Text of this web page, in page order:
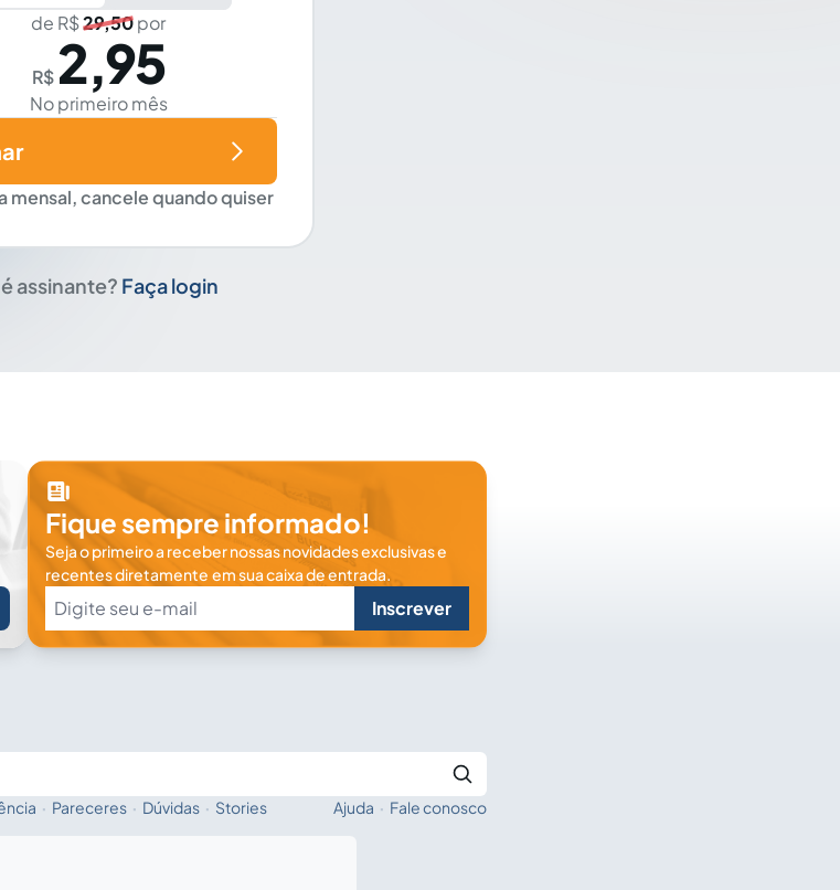
de R$29,50por
R$ 2,95
No primeiro mês
mensal, cancele quando quiser
é assinante? Faça login
Fique sempre informado!
Seja o primeiro a receber nossas novidades exclusivas e
recentes diretamente em sua caixa de entrada.
Inscrever
· Pareceres · Dúvidas · Stories Ajuda · Fale conosco